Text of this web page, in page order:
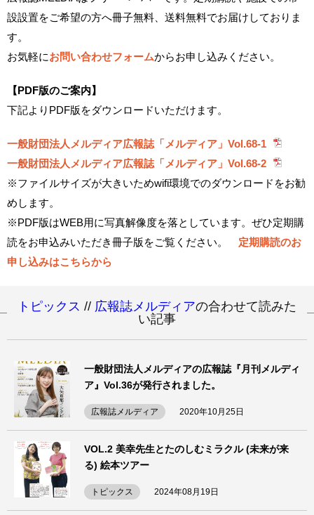
設設置をご希望の方へ冊子無料、送料無料でお届けしておりま
す。
お気軽にお問い合わせフォームからお申し込みください。
【PDF版のご案内】
下記よりPDF版をダウンロードいただけます。
一般財団法人メルディア広報誌「メルディア」Vol.68-1
一般財団法人メルディア広報誌「メルディア」Vol.68-2
※ファイルサイズが大きいためwifi環境でのダウンロードをお勧
めします。
※PDF版はWEB用に写真解像度を落としています。ぜひ定期購
読をお申込みいただき冊子版をご覧ください。 定期購読のお
申し込みはこちらから
トピックス // 広報誌メルディアの合わせて読みた
い記事
一般財団法人メルディアの広報誌『月刊メルディ
ア』Vol.36が発行されました。
広報誌メルディア 2020年10月25日
VOL.2 美幸先生とたのしむミラクル (未来が来
る) 絵本ツアー
トピックス 2024年08月19日